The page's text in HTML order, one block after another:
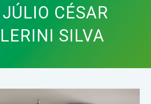
CÉSAR
SILVA